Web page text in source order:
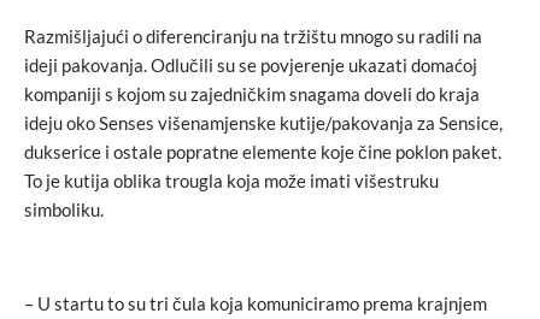
Razmišljajući o diferenciranju na tržištu mnogo su radili na
ideji pakovanja. Odlučili su se povjerenje ukazati domaćoj
kompaniji s kojom su zajedničkim snagama doveli do kraja
ideju oko Senses višenamjenske kutije/pakovanja za Sensice,
dukserice i ostale popratne elemente koje čine poklon paket.
To je kutija oblika trougla koja može imati višestruku
simboliku.
– U startu to su tri čula koja komuniciramo prema krajnjem